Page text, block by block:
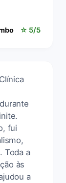
☆ 5/5
fui
Toda a
às
a